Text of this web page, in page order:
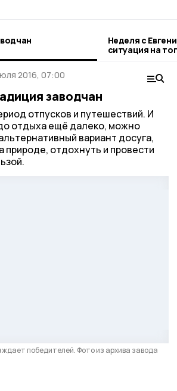
Неделя с
ситуация на
городе и
2016, 07:00
заводчан
отпусков и путешествий. И
отдыха ещё далеко, можно
вариант досуга,
природе, отдохнуть и провести
победителей. Фото из архива завода